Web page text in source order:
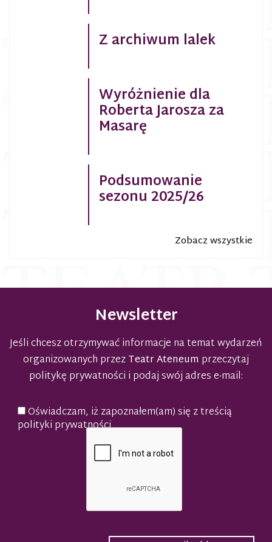
Z archiwum lalek
Wyróżnienie dla
Roberta Jarosza za
Masarę
Podsumowanie
sezonu 2025/26
Zobacz wszystkie
Newsletter
Jeśli chcesz otrzymywać informacje na temat wydarzeń
organizowanych przezTeatr Ateneum przeczytaj
politykę prywatności i podaj swój adres e-mail:
Oświadczam, iż zapoznałem(am) się z treścią
polityki prywatności